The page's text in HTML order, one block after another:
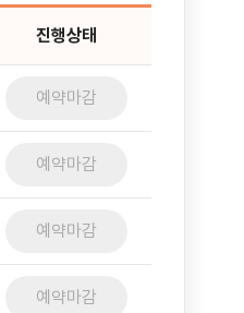
진행상태
예약마감
예약마감
예약마감
예약마감